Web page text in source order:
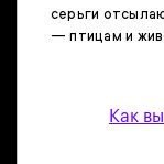
серьги
— птицам и
Как